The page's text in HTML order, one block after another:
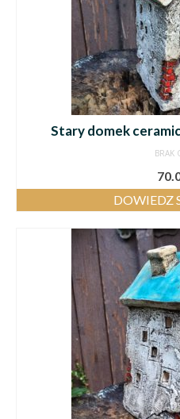
Stary domek
BRAK
DOWIEDZ